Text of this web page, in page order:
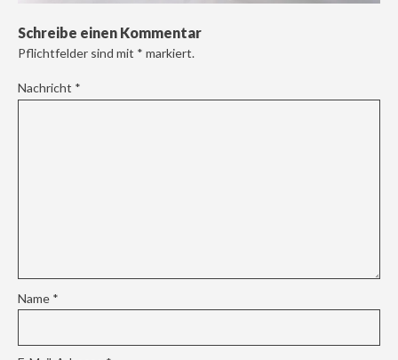
Schreibe einen Kommentar
Pflichtfelder sind mit * markiert.
Nachricht *
Name *